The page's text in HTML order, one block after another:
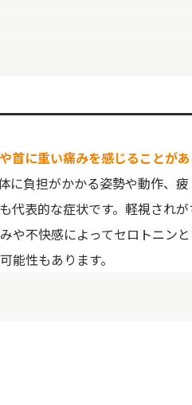
マッサージ
首に重い痛みを感じることがあ
に負担がかかる姿勢や動作、疲
代表的な症状です。軽視されが
や不快感によってセロトニン
性もあります。